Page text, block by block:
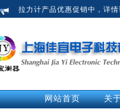
拉力计产品优惠促销中，详情
网站首页 关